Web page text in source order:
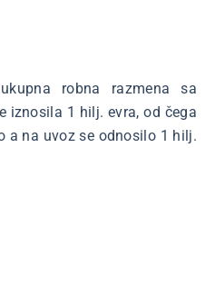
robna razmena sa
iznosila 1 hilj. evra, od čega
a na uvoz se odnosilo 1 hilj.